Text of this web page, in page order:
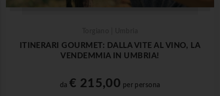
ITINERARI GOURMET: DALLA VITE AL VINO, LA
VENDEMMIA IN UMBRIA!
da € 215,00 per persona